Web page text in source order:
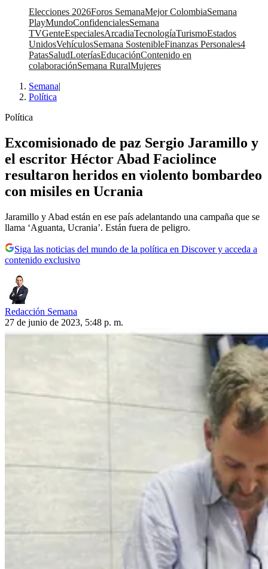
Elecciones 2026Foros SemanaMejor ColombiaSemana
PlayMundoConfidencialesSemana
TVGenteEspecialesArcadiaTecnologíaTurismoEstados
UnidosVehículosSemana SostenibleFinanzas Personales4
PatasSaludLoteríasEducaciónContenido en
colaboraciónSemana RuralMujeres
Semana|
Política
Política
Excomisionado de paz Sergio Jaramillo y
el escritor Héctor Abad Faciolince
resultaron heridos en violento bombardeo
con misiles en Ucrania
Jaramillo y Abad están en ese país adelantando una campaña que se
llama ‘Aguanta, Ucrania’. Están fuera de peligro.
Siga las noticias del mundo de la política en Discover y acceda a
contenido exclusivo
Redacción Semana
27 de junio de 2023, 5:48 p. m.